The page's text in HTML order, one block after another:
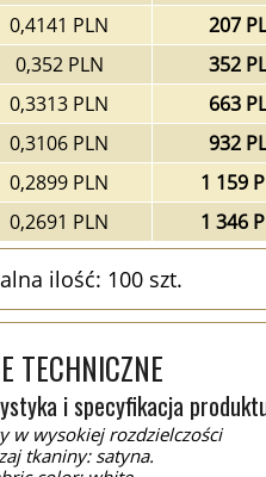
0,4141 PLN
207
0,352 PLN
352
0,3313 PLN
663
0,3106 PLN
932
0,2899 PLN
1 159
0,2691 PLN 1 346
ilość: 100 szt.
TECHNICZNE
i specyfikacja
w wysokiej rozdzielczości
tkaniny: satyna.